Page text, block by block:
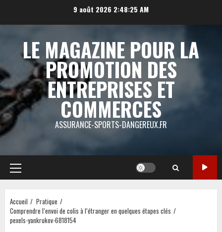
9 août 2026 2:48:25 AM
LE MAGAZINE POUR LA
PROMOTION DES
ENTREPRISES ET
COMMERCES
ASSURANCE-SPORTS-DANGEREUX.FR
Menu
principal
Accueil
Pratique
Comprendre l’envoi de colis à l’étranger en quelques étapes clés
pexels-yankrukov-6818154